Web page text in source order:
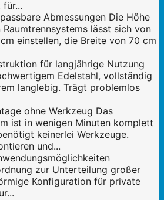
Abmessungen Die Höhe
lässt sich von
einstellen, die Breite von 70 cm
für langjährige Nutzung
Edelstahl, vollständig
langlebig. Trägt problemlos
ohne Werkzeug Das
ist in wenigen Minuten komplett
keinerlei Werkzeuge.
und...
zur Unterteilung großer
Konfiguration für private